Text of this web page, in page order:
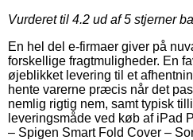
Vurderet til 4.2 ud af 5 stjerner
En hel del e-firmaer giver på
forskellige fragtmuligheder. En
øjeblikket levering til et
hente varerne præcis når det
nemlig rigtig nem, samt typisk
leveringsmåde ved køb af iPad
– Spigen Smart Fold Cover –